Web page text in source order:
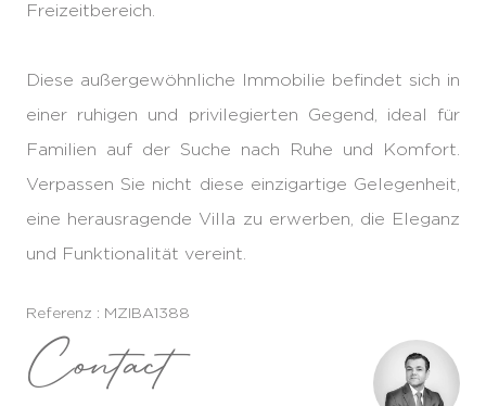
Freizeitbereich.
Diese außergewöhnliche Immobilie befindet sich in
einer ruhigen und privilegierten Gegend, ideal für
Familien auf der Suche nach Ruhe und Komfort.
Verpassen Sie nicht diese einzigartige Gelegenheit,
eine herausragende Villa zu erwerben, die Eleganz
und Funktionalität vereint.
Referenz : MZIBA1388
Contact